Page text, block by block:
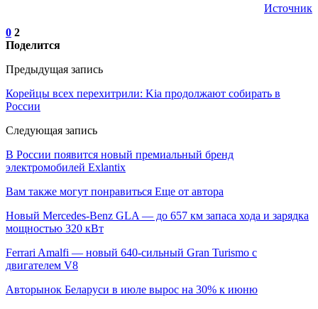
Источник
0 2
Поделится
Предыдущая запись
Корейцы всех перехитрили: Kia продолжают собирать в
России
Следующая запись
В России появится новый премиальный бренд
электромобилей Exlantix
Вам также могут понравиться Еще от автора
Новый Mercedes-Benz GLA — до 657 км запаса хода и зарядка
мощностью 320 кВт
Ferrari Amalfi — новый 640-сильный Gran Turismo с
двигателем V8
Авторынок Беларуси в июле вырос на 30% к июню